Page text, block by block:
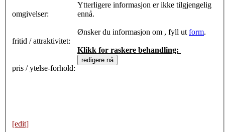
omgivelser:
fritid / attraktivitet:
pris / ytelse-forhold:
Ytterligere informasjon er ikke tilgjengelig
ennå.
Ønsker du informasjon om , fyll ut form.
Klikk for raskere behandling:
[edit]